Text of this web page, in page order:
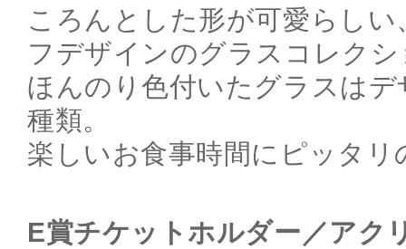
ころんとした形が可愛らし
フデザインのグラスコレク
ほんのり色付いたグラスは
種類。
楽しいお食事時間にピッタリ
E賞チケットホルダー／アク